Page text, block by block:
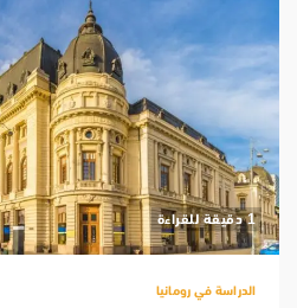
‫1 دقيقة للقراءة
الدراسة في رومانيا